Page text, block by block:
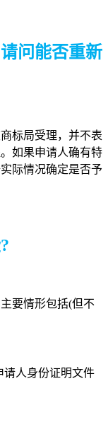
问能否重新
标局受理，并不表
如果申请人确有特
际情况确定是否予
要情形包括(但不
人身份证明文件